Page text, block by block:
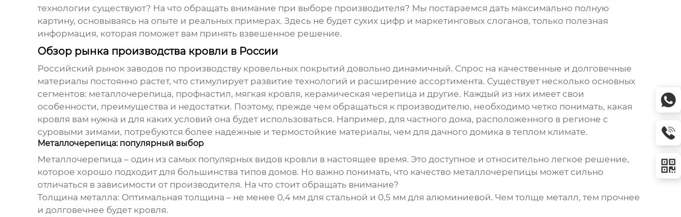
технологии существуют? На что обращать внимание при выборе производителя? Мы постараемся дать максимально полную
картину, основываясь на опыте и реальных примерах. Здесь не будет сухих цифр и маркетинговых слоганов, только полезная
информация, которая поможет вам принять взвешенное решение.
Обзор рынка производства кровли в России
Российский рынок заводов по производству кровельных покрытий довольно динамичный. Спрос на качественные и долговечные
материалы постоянно растет, что стимулирует развитие технологий и расширение ассортимента. Существует несколько основных
сегментов: металлочерепица, профнастил, мягкая кровля, керамическая черепица и другие. Каждый из них имеет свои
особенности, преимущества и недостатки. Поэтому, прежде чем обращаться к производителю, необходимо четко понимать, какая
кровля вам нужна и для каких условий она будет использоваться. Например, для частного дома, расположенного в регионе с
суровыми зимами, потребуются более надежные и термостойкие материалы, чем для дачного домика в теплом климате.
Металлочерепица: популярный выбор
Металлочерепица – один из самых популярных видов кровли в настоящее время. Это доступное и относительно легкое решение,
которое хорошо подходит для большинства типов домов. Но важно понимать, что качество металлочерепицы может сильно
отличаться в зависимости от производителя. На что стоит обращать внимание?
Толщина металла: Оптимальная толщина – не менее 0,4 мм для стальной и 0,5 мм для алюминиевой. Чем толще металл, тем прочнее
и долговечнее будет кровля.